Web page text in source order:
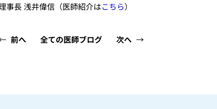
事長 浅井偉信（医師紹介はこちら）
前へ 全ての医師ブログ 次へ →